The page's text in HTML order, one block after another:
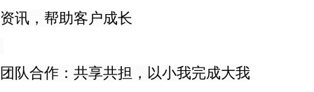
资讯，帮助客户成长
团队合作：共享共担，以小我完成大我